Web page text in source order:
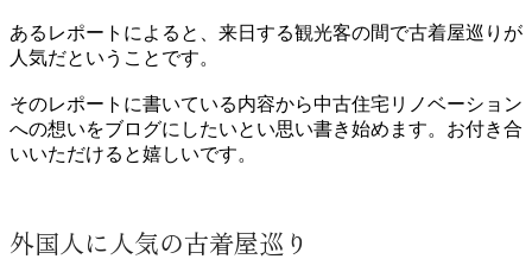
あるレポートによると、来日する観光客の間で古着屋巡りが
人気だということです。
そのレポートに書いている内容から中古住宅リノベーション
への想いをブログにしたいとい思い書き始めます。お付き合
いいただけると嬉しいです。
外国人に人気の古着屋巡り